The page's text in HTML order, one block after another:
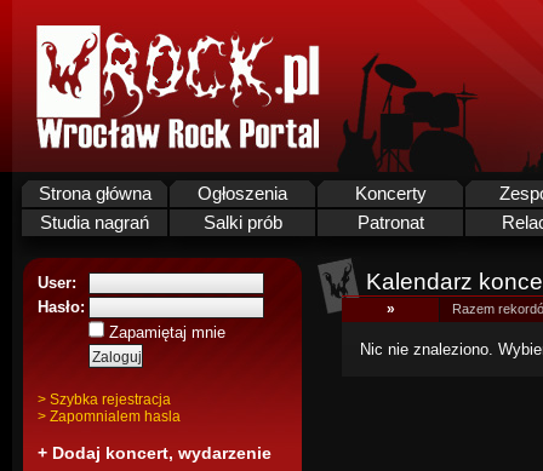
Strona główna Ogłoszenia Koncerty
Studia nagrań
Salki prób Patronat
User:
Hasło:
Zapamiętaj mnie
> Szybka rejestracja
> Zapomnialem hasla
+ Dodaj koncert, wydarzenie
Kalendarz
» Razem
Nic nie znaleziono.